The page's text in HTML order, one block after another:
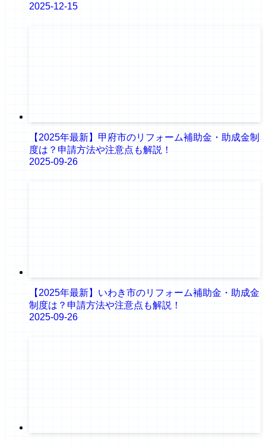
2025-12-15
【2025年最新】甲府市のリフォーム補助金・助成金制
度は？申請方法や注意点も解説！
2025-09-26
【2025年最新】いわき市のリフォーム補助金・助成金
制度は？申請方法や注意点も解説！
2025-09-26